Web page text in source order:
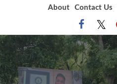
About Contact Us